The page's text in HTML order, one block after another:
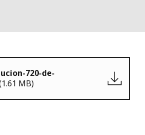
720-de-
MB)